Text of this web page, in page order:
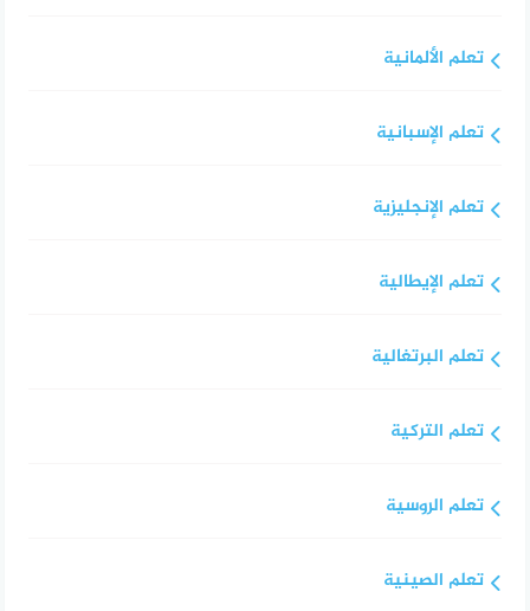
تعلم الألمانية
تعلم الإسبانية
تعلم الإنجليزية
تعلم الإيطالية
تعلم البرتغالية
تعلم التركية
تعلم الروسية
تعلم الصينية